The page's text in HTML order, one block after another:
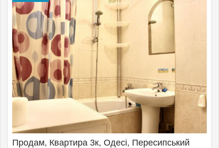
Продам, Квартира 3к, Одесі, Пересипський